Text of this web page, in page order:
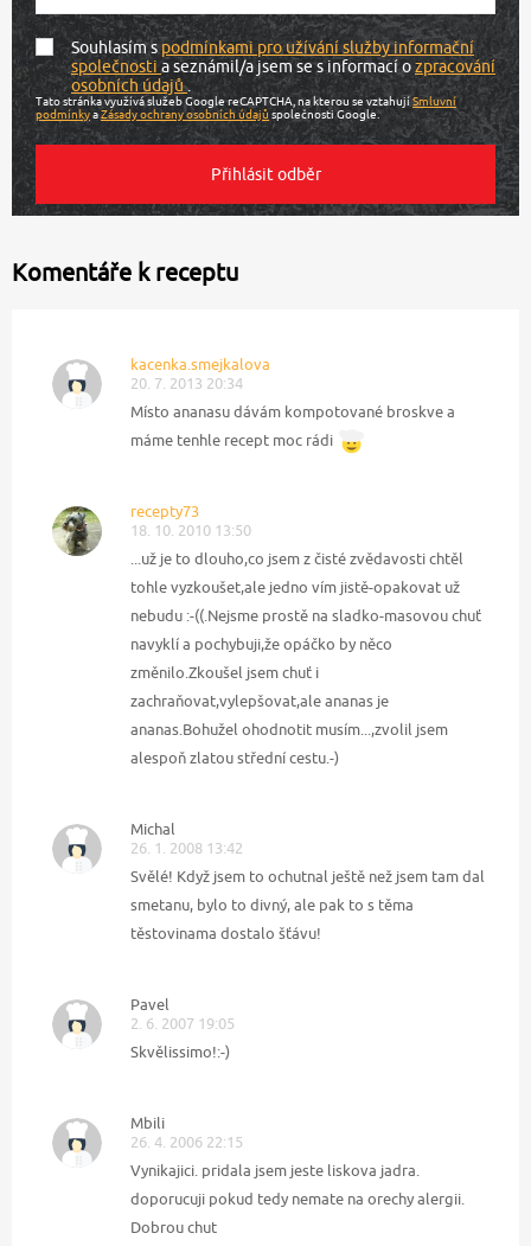
Souhlasím spodmínkami pro užívání služby informační
společnostia seznámil/a jsem se s informací ozpracování
osobních údajů.
Tato stránka využívá služeb Google reCAPTCHA, na kterou se vztahujíSmluvní
podmínkyaZásady ochrany osobních údajůspolečnosti Google.
Komentáře k receptu
kacenka.smejkalova
20. 7. 2013 20:34
Místo ananasu dávám kompotované broskve a
máme tenhle recept moc rádi
recepty73
18. 10. 2010 13:50
...už je to dlouho,co jsem z čisté zvědavosti chtěl
tohle vyzkoušet,ale jedno vím jistě-opakovat už
nebudu :-((.Nejsme prostě na sladko-masovou chuť
navyklí a pochybuji,že opáčko by něco
změnilo.Zkoušel jsem chuť i
zachraňovat,vylepšovat,ale ananas je
ananas.Bohužel ohodnotit musím...,zvolil jsem
alespoň zlatou střední cestu.-)
Michal
26. 1. 2008 13:42
Svělé! Když jsem to ochutnal ještě než jsem tam dal
smetanu, bylo to divný, ale pak to s těma
těstovinama dostalo šťávu!
Pavel
2. 6. 2007 19:05
Skvělissimo!:-)
Mbili
26. 4. 2006 22:15
Vynikajici. pridala jsem jeste liskova jadra.
doporucuji pokud tedy nemate na orechy alergii.
Dobrou chut